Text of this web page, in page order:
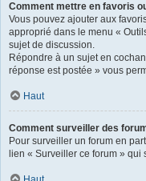
Comment mettre en favoris
Vous pouvez ajouter aux
approprié dans le menu «
sujet de discussion.
Répondre à un sujet en
réponse est postée » vous
Haut
Comment surveiller des
Pour surveiller un forum en
lien « Surveiller ce forum »